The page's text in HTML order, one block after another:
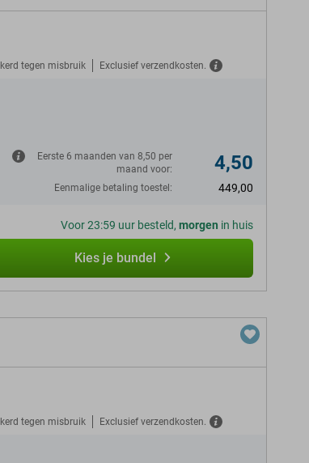
tegen misbruik Exclusief verzendkosten.
Eerste 6 maanden van 8,50 per
maand voor:
4,50
Eenmalige betaling toestel: 449,00
Voor 23:59 uur besteld, morgen in huis
Kies je bundel
tegen misbruik Exclusief verzendkosten.